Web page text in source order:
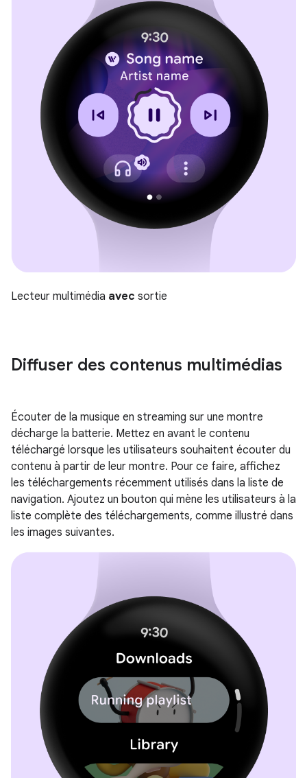
Lecteur multimédia avec sortie
Diffuser des contenus multimédias
Écouter de la musique en streaming sur une montre
décharge la batterie. Mettez en avant le contenu
téléchargé lorsque les utilisateurs souhaitent écouter du
contenu à partir de leur montre. Pour ce faire, affichez
les téléchargements récemment utilisés dans la liste de
navigation. Ajoutez un bouton qui mène les utilisateurs à la
liste complète des téléchargements, comme illustré dans
les images suivantes.